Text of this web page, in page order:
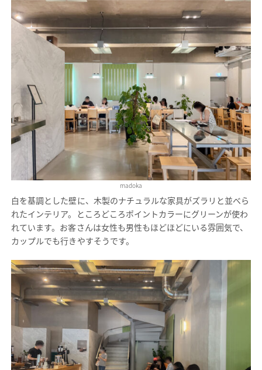
madoka
白を基調とした壁に、木製のナチュラルな家具がズラリと並べら
れたインテリア。ところどころポイントカラーにグリーンが使わ
れています。お客さんは女性も男性もほどほどにいる雰囲気で、
カップルでも行きやすそうです。